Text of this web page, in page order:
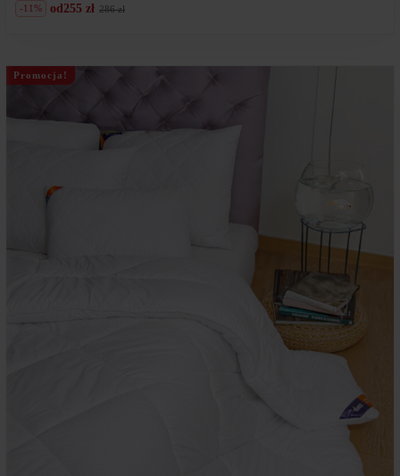
od 286 zł
Pierwotna
zł.
255 zł
Aktualna
zł.
-11%
Promocja!